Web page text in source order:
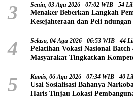
3 Senin, 03 Agu 2026 - 07:02 WIB 54
Menaker Beberkan Langkah
Kesejahteraan dan Peli
4 Selasa, 04 Agu 2026 - 06:53 WIB 44
Pelatihan Vokasi Nasional
Masyarakat Tingkatkan
5 Kamis, 06 Agu 2026 - 07:34 WIB 40
Usai Sosialisasi Bahanya
Haris Tinjau Lokasi